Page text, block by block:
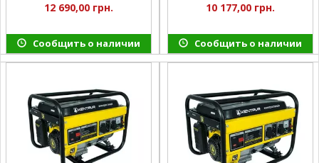
12 690,00 грн.
Сообщить о наличии
10 177,00 грн.
Сообщить о наличии